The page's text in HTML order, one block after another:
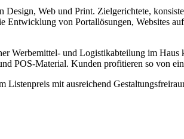
Web und Print. Zielgerichtete,
Entwicklung von Portallösungen, Websites
Werbemittel- und Logistikabteilung im
POS-Material. Kunden profitieren so von
mit ausreichend